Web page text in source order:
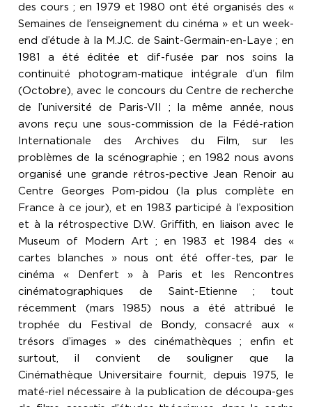
des cours ; en 1979 et 1980 ont été organisés des «
Semaines de l’enseignement du cinéma » et un week-
end d’étude à la M.J.C. de Saint-Germain-en-Laye ; en
1981 a été éditée et dif-fusée par nos soins la
continuité photogram-matique intégrale d’un film
(Octobre), avec le concours du Centre de recherche
de l’université de Paris-VII ; la même année, nous
avons reçu une sous-commission de la Fédé-ration
Internationale des Archives du Film, sur les
problèmes de la scénographie ; en 1982 nous avons
organisé une grande rétros-pective Jean Renoir au
Centre Georges Pom-pidou (la plus complète en
France à ce jour), et en 1983 participé à l’exposition
et à la rétrospective D.W. Griffith, en liaison avec le
Museum of Modern Art ; en 1983 et 1984 des «
cartes blanches » nous ont été offer-tes, par le
cinéma « Denfert » à Paris et les Rencontres
cinématographiques de Saint-Etienne ; tout
récemment (mars 1985) nous a été attribué le
trophée du Festival de Bondy, consacré aux «
trésors d’images » des cinémathèques ; enfin et
surtout, il convient de souligner que la
Cinémathèque Universitaire fournit, depuis 1975, le
maté-riel nécessaire à la publication de découpa-ges